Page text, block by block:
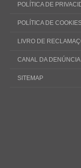
POLÍTICA DE
POLÍTICA DE
LIVRO DE
CANAL DA DENÚNCIA
SITEMAP